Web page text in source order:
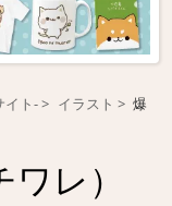
イト- イラスト
爆
レ）